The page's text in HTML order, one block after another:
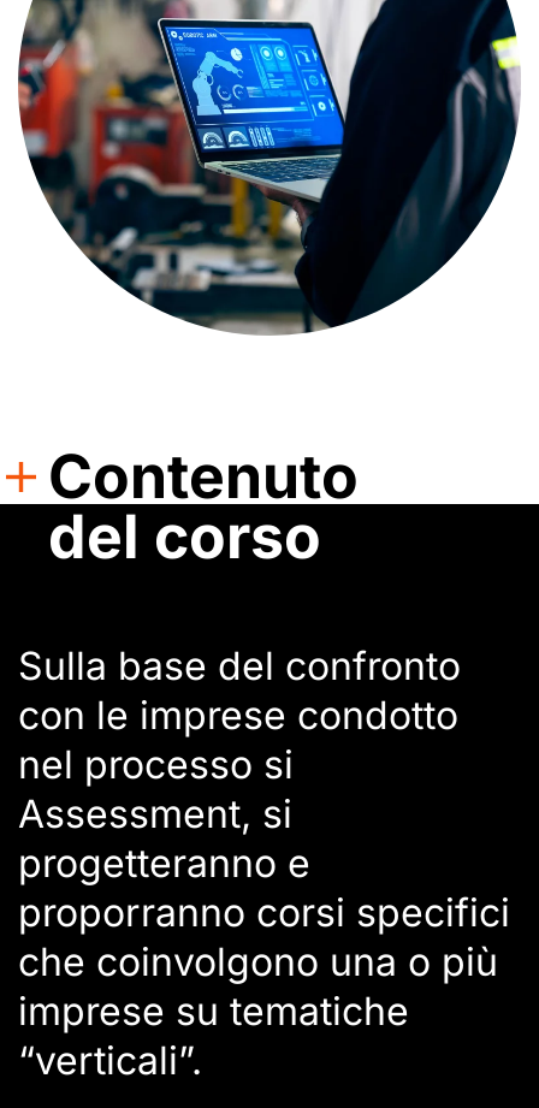
Contenuto
del corso
Sulla base del confronto
con le imprese condotto
nel processo si
Assessment, si
progetteranno e
proporranno corsi specifici
che coinvolgono una o più
imprese su tematiche
“verticali”.